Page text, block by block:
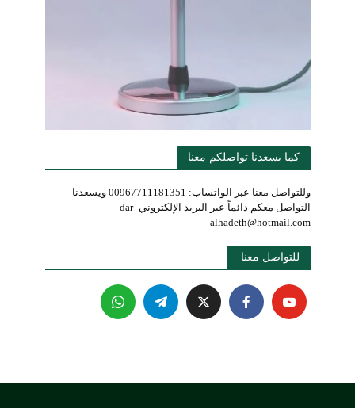
كما يسعدنا تواصلكم معنا
وللتواصل معنا عبر الواتساب: 00967711181351 ويسعدنا
التواصل معكم دائماً عبر البريد الإلكتروني dar-
alhadeth@hotmail.com
للتواصل معنا